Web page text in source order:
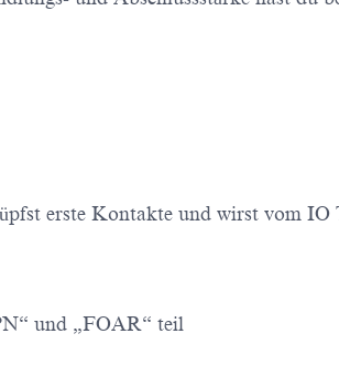
erste Kontakte und wirst vom IO
und „FOAR“ teil